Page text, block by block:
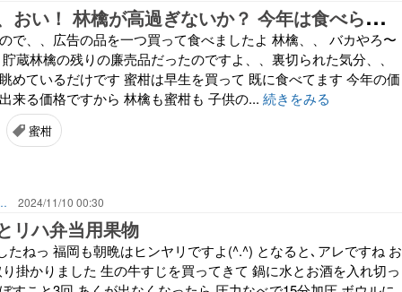
林
檎と蜜柑、、おい！ 林檎が高過ぎないか？ 今年は食べられないなぁ、、きっと
で、、広告の品を一つ買って食べましたよ 林檎、、 バカやろ〜
蔵林檎の残りの廉売品だったのですよ、、裏切られた気分、、
めているだけです 蜜柑は早生を買って 既に食べてます 今年の価
来る価格ですから 林檎も蜜柑も 子供の... 続きをみる
蜜柑
ーク あれこれ、、、 2024/11/10 00:30
リハ弁当用果物
たねっ 福岡も朝晩はヒンヤリですよ(^.^) となると､アレですね お
掛かりました 生の牛すじを買ってきて 鍋に水とお酒を入れ切っ